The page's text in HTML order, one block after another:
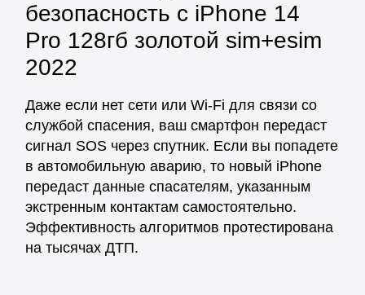
безопасность с iPhone 14
Pro 128гб золотой sim+esim
2022
Даже если нет сети или Wi-Fi для связи со
службой спасения, ваш смартфон передаст
сигнал SOS через спутник. Если вы попадете
в автомобильную аварию, то новый iPhone
передаст данные спасателям, указанным
экстренным контактам самостоятельно.
Эффективность алгоритмов протестирована
на тысячах ДТП.